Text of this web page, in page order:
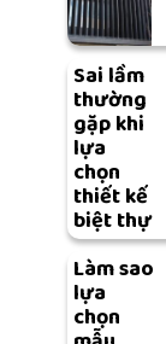
Sai lầm
thường
gặp khi
lựa
chọn
thiết kế
biệt thự
Làm sao
lựa
chọn